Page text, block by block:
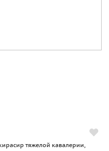
тяжелой кавалерии,